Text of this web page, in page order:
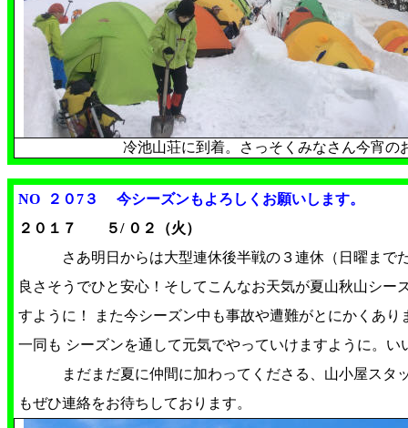
冷池山荘に到着。さっそくみなさん今宵の
NO ２０7３ 今シーズンもよろしくお願いします。
２０１７ ５/ ０２（火）
さあ明日からは大型連休後半戦の３連休（日曜まで
良さそうでひと安心！そしてこんなお天気が夏山秋山シー
すように！ また今シーズン中も事故や遭難がとにかくあり
一同も シーズンを通して元気でやっていけますように。
まだまだ夏に仲間に加わってくださる、山小屋スタッ
もぜひ連絡をお待ちしております。